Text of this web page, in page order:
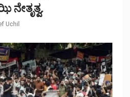
ನೇತೃತ್ವ.
Uchil